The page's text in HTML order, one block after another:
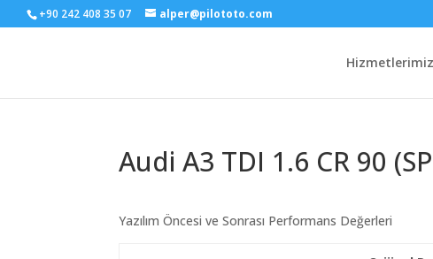
+90 242 408 35 07 alper@pilototo.com
Hizmetlerimiz
Audi A3 TDI 1.6 CR 90
Yazılım Öncesi ve Sonrası Performans Değerleri